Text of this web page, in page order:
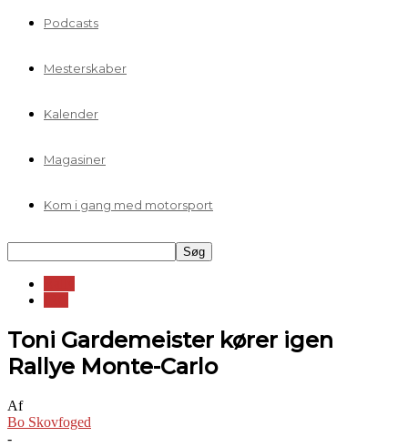
Podcasts
Mesterskaber
Kalender
Magasiner
Kom i gang med motorsport
Toni Gardemeister kører igen
Rallye Monte-Carlo
Af
Bo Skovfoged
-